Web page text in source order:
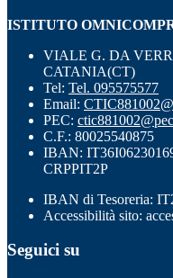
ISTITUTO
VIALE G. DA
CATANIA(CT)
Tel: Tel. 095575577
Email:
PEC:
C.F.: 80025540875
IBAN:
CRPPIT2P
IBAN di Tesoreria:
Accessibilità sito:
Seguici su